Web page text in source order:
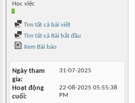
Học việc
Tìm tất cả bài viết
Tìm tất cả Bài bắt đầu
Xem Bài báo
Ngày tham
gia
31-07-2025
Hoạt động
cuối
22-08-2025 05:55:38
PM